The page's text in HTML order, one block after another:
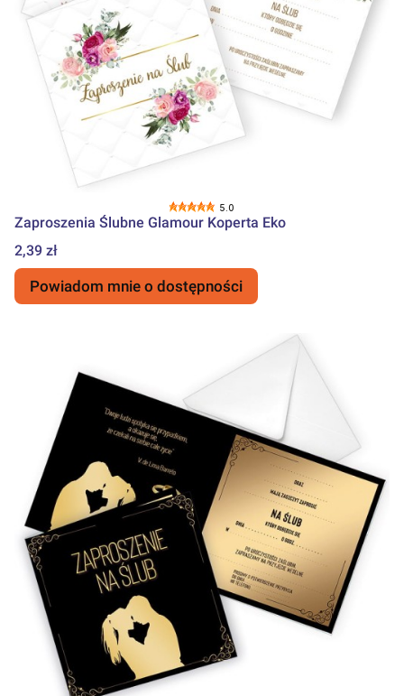
5.0
Zaproszenia Ślubne Glamour Koperta Eko
Cena
2,39 zł
Powiadom mnie o dostępności